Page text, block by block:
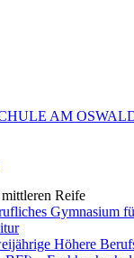
Reife
Gymnasium
Höhere